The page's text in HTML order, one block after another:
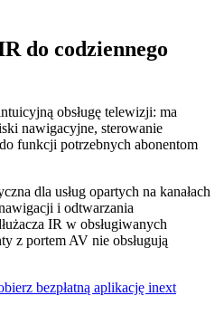
do codziennego
obsługę telewizji: ma
nawigacyjne, sterowanie
funkcji potrzebnych abonentom
dla usług opartych na kanałach
i odtwarzania
IR w obsługiwanych
z portem AV nie obsługują
bezpłatną aplikację inext